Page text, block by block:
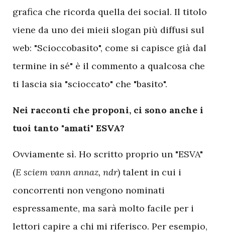
grafica che ricorda quella dei social. Il titolo
viene da uno dei mieii slogan più diffusi sul
web: "Scioccobasito", come si capisce già dal
termine in sé" è il commento a qualcosa che
ti lascia sia "scioccato" che "basito".
Nei racconti che proponi, ci sono anche i
tuoi tanto "amati" ESVA?
Ovviamente sì. Ho scritto proprio un "ESVA"
(E sciem vann annaz, ndr) talent in cui i
concorrenti non vengono nominati
espressamente, ma sarà molto facile per i
lettori capire a chi mi riferisco. Per esempio,